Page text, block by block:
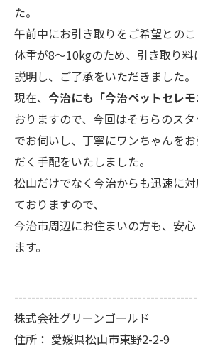
た。
午前中にお引き取りをご希望との
体重が8〜10kgのため、引き取り
説明し、ご了承をいただきました。
現在、 今治にも「今治ペットセレ
おりますので、今回はそちらのス
でお伺いし、丁寧にワンちゃんを
だく手配をいたしました。
松山だけでなく今治からも迅速に
ておりますので、
今治市周辺にお住まいの方も、安
ます。
株式会社グリーンゴールド
住所： 愛媛県松山市東野2-2-9